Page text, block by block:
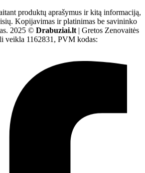
produktų aprašymus ir kitą informaciją,
Kopijavimas ir platinimas be savininko
2025 © Drabuziai.lt | Gretos Zenovaitės
veikla 1162831, PVM kodas: